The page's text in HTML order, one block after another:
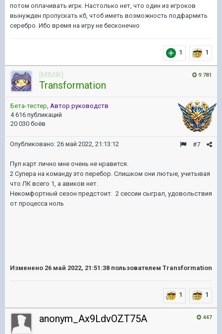
потом оплачивать игрк. Настолько нет, что один из игроков
вынужден пропускать кб, чтоб иметь возможность подфармить
серебро. Ибо время на игру не бесконечно
1 1
9 781
[MIMIK]
Transformation
Бета-тестер, Автор руководств
4 616 публикаций
20 030 боёв
#7
Опубликовано: 26 май 2022, 21:13:12
Пул карт лично мне очень не нравится.
2 Супера на команду это перебор. Слишком они лютые, учитывая
что ЛК всего 1, а авиков нет.
Некомфортный сезон предстоит. 2 сессии сыграл, удовольствия
от процесса ноль
Изменено 26 май 2022, 21:51:38 пользователем Transformation
1 1
447
anonym_Ax9LdvOZT75A